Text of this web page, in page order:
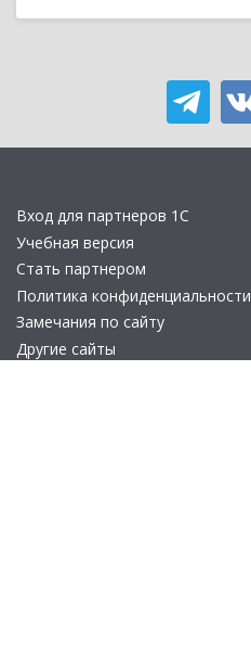
Вход для партнеров 1С
Учебная версия
Стать партнером
Политика конфиденциальности
Замечания по сайту
Другие сайты